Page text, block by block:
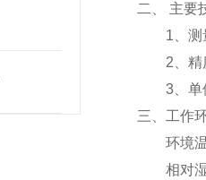
二、 主要
1、测
2、精
3、单位
三、工作
环境温
相对湿